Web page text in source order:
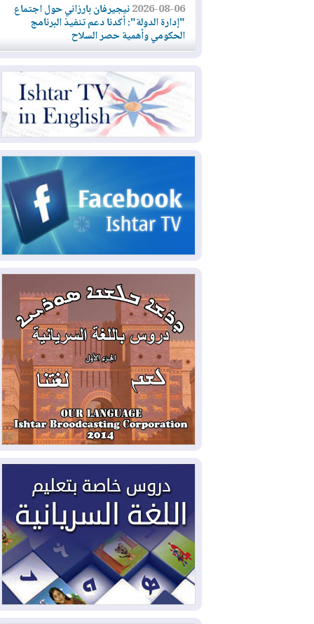
2026-08-06نيجيرفان بارزاني حول اجتماع
"إدارة الدولة": أكدنا دعم تنفيذ البرنامج
الحكومي وأهمية حصر السلاح
2026-08-06ائتلاف ادارة الدولة: من
يقومون بسلوك يهدد امن البلاد خارجون عن
القانون يجب محاربتهم
2026-08-06بعد هجومين قرب باب المندب..
الأحمر
2026-08-06مئات القاصرين بلا مأوى.. أزمة
سبتة تتصاعد وتضغط على مدريد
لمدة عام.. بدء توريد 100
مليون قدم مكعب يومياً من غاز كورمور في
إقليم كوردستان إلى وزارة الكهرباء العراقية
2026-08-05
15كارثة بيئية ومناخية ترسم
ملامح أخطر التحديات التي تواجه العراق
اليوم
2026-08-05
حرائق فرنسا.. توقيف 402
شخص بينهم 156 قاصرا منذ بداية موسم
الحرائق
2026-08-04سومو: إنتاج النفط في إقليم
كوردستان انخفض إلى أقل من 10%
ملفات حقبة الكاظمي تعود إلى
الواجهة.. أنباء عن مراجعات قضائية
وتحقيقات أوسع في قضايا فساد
2026-08-04بيترو يشكو تزوير الانتخابات
الرئاسية ويحذر من "حرب أهلية" في
كولومبيا
2026-08-03رئيس إقليم كوردستان في